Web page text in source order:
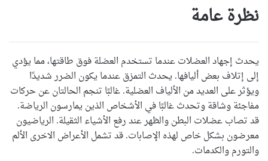
نظرة عامة
يحدث إجهاد العضلات عندما تستخدم العضلة فوق طاقتها، مما يؤدي
إلى إتلاف بعض أليافها. يحدث التمزق عندما يكون الضرر شديدًا
ويؤثر على العديد من الألياف العضلية. غالبًا تنجم الحالتان عن حركات
مفاجئة وشاقة وتحدث غالبًا في الأشخاص الذين يمارسون الرياضة.
قد تصاب عضلات البطن والظهر عند رفع الأشياء الثقيلة. الرياضيون
معرضون بشكل خاص لهذه الإصابات. قد تشمل الأعراض الاخرى الألم
والتورم والكدمات.